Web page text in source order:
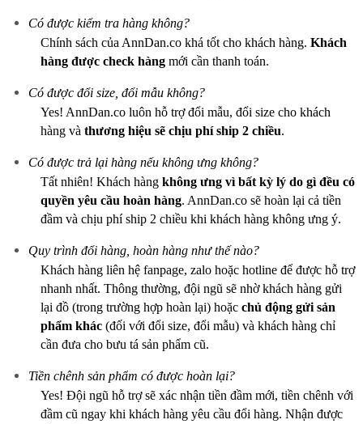
Có được kiểm tra hàng không?
Chính sách của AnnDan.co khá tốt cho khách hàng. Khách
hàng được check hàng mới cần thanh toán.
Có được đổi size, đổi mẫu không?
Yes! AnnDan.co luôn hỗ trợ đổi mẫu, đổi size cho khách
hàng và thương hiệu sẽ chịu phí ship 2 chiều.
Có được trả lại hàng nếu không ưng không?
Tất nhiên! Khách hàng không ưng vì bất kỳ lý do gì đều có
quyền yêu cầu hoàn hàng. AnnDan.co sẽ hoàn lại cả tiền
đầm và chịu phí ship 2 chiều khi khách hàng không ưng ý.
Quy trình đổi hàng, hoàn hàng như thế nào?
Khách hàng liên hệ fanpage, zalo hoặc hotline để được hỗ trợ
nhanh nhất. Thông thường, đội ngũ sẽ nhờ khách hàng gửi
lại đồ (trong trường hợp hoàn lại) hoặc chủ động gửi sản
phẩm khác (đối với đổi size, đổi mẫu) và khách hàng chỉ
cần đưa cho bưu tá sản phẩm cũ.
Tiền chênh sản phẩm có được hoàn lại?
Yes! Đội ngũ hỗ trợ sẽ xác nhận tiền đầm mới, tiền chênh với
đầm cũ ngay khi khách hàng yêu cầu đổi hàng. Nhận được